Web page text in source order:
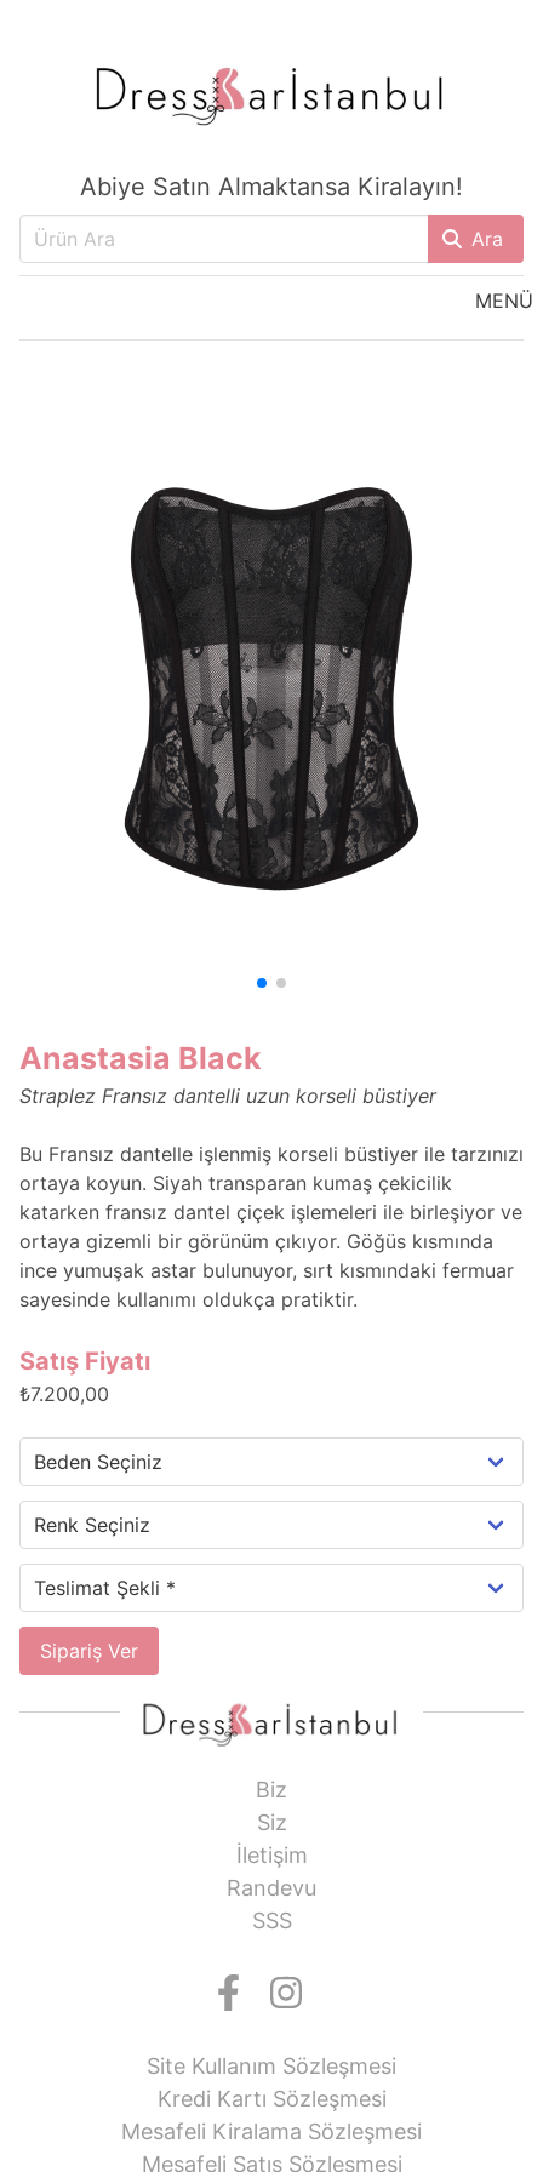
Abiye Satın Almaktansa Kiralayın!
Ara
MENÜ
Anastasia Black
Straplez Fransız dantelli uzun korseli büstiyer
Bu Fransız dantelle işlenmiş korseli büstiyer ile tarzınızı
ortaya koyun. Siyah transparan kumaş çekicilik
katarken fransız dantel çiçek işlemeleri ile birleşiyor ve
ortaya gizemli bir görünüm çıkıyor. Göğüs kısmında
ince yumuşak astar bulunuyor, sırt kısmındaki fermuar
sayesinde kullanımı oldukça pratiktir.
Satış Fiyatı
₺7.200,00
Sipariş Ver
Biz
Siz
İletişim
Randevu
SSS
Site Kullanım Sözleşmesi
Kredi Kartı Sözleşmesi
Mesafeli Kiralama Sözleşmesi
Mesafeli Satış Sözleşmesi